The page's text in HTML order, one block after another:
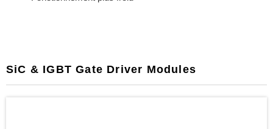
SiC & IGBT Gate Driver Modules